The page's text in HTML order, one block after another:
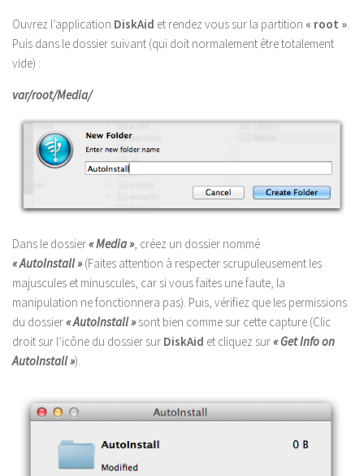
Ouvrez l’application DiskAid et rendez vous sur la partition « root ».
Puis dans le dossier suivant (qui doit normalement être totalement
vide) :
var/root/Media/
Dans le dossier« Media », créez un dossier nommé
« AutoInstall »(Faites attention à respecter scrupuleusement les
majuscules et minuscules, car si vous faites une faute, la
manipulation ne fonctionnera pas). Puis, vérifiez que les permissions
du dossier« AutoInstall »sont bien comme sur cette capture (Clic
droit sur l’icône du dossier sur DiskAid et cliquez sur« Get Info on
AutoInstall »).